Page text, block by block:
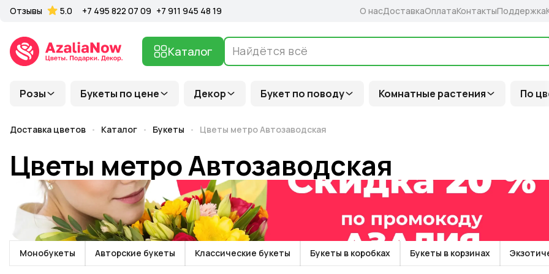
Розы Букеты по цене Декор Букет по поводу Комнатные растения По
Каталог
Отзывы 5.0 +7 495 822 07 09 +7 911 945 48 19 О насДоставкаОплатаКонтактыПоддержка
Доставка цветов Каталог Букеты Цветы метро Автозаводская
Цветы метро Автозаводская
Монобукеты Авторские букеты Классические букеты Букеты в коробках Букеты в корзинах